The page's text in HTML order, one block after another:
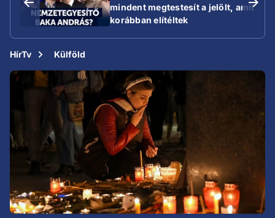
mindent megtestesít a jelölt, amit
korábban elítéltek
HírTv Külföld